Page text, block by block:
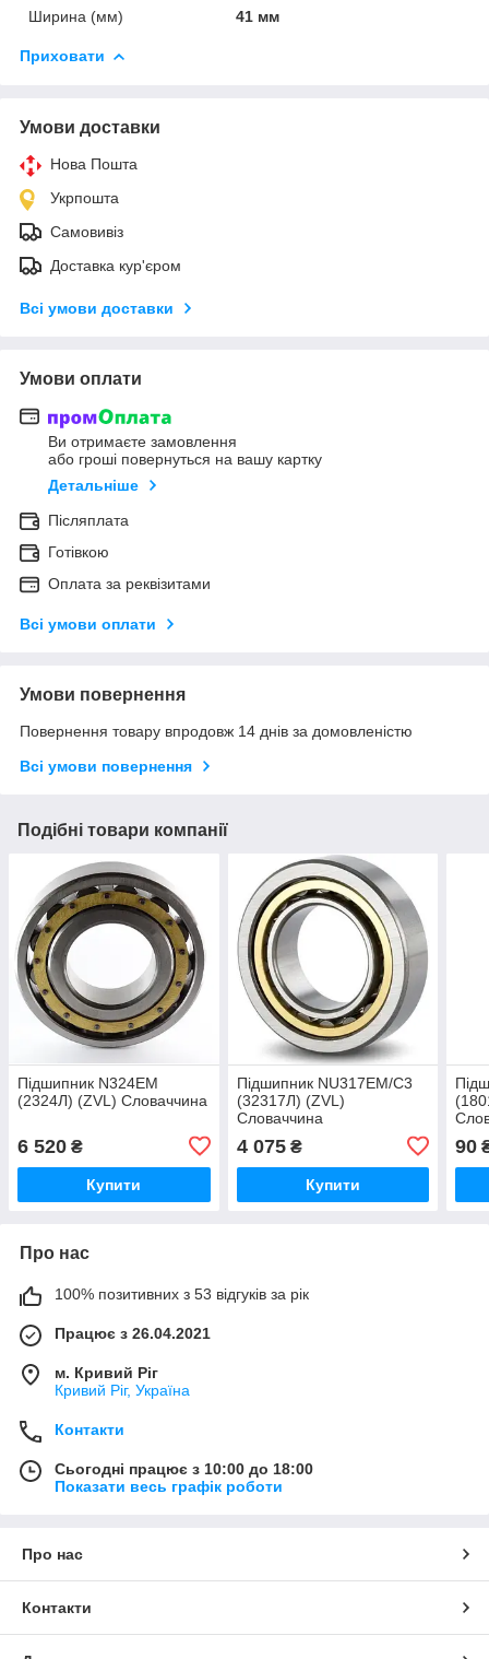
Ширина (мм) 41 мм
Приховати
Умови доставки
Нова Пошта
Укрпошта
Самовивіз
Доставка кур'єром
Всі умови доставки
Умови оплати
Ви отримаєте замовлення
або гроші повернуться на вашу картку
Детальніше
Післяплата
Готівкою
Оплата за реквізитами
Всі умови оплати
Умови повернення
Повернення товару впродовж 14 днів за домовленістю
Всі умови повернення
Подібні товари компанії
Підшипник N324EM
(2324Л) (ZVL) Словаччина
6 520 ₴
Купити
Підшипник NU317EM/C3
(32317Л) (ZVL)
Словаччина
4 075₴
Купити
90
Про нас
100% позитивних з 53 відгуків за рік
Працює з 26.04.2021
м. Кривий Ріг
Кривий Ріг, Україна
Контакти
Сьогодні працює з 10:00 до 18:00
Показати весь графік роботи
Про нас
Контакти